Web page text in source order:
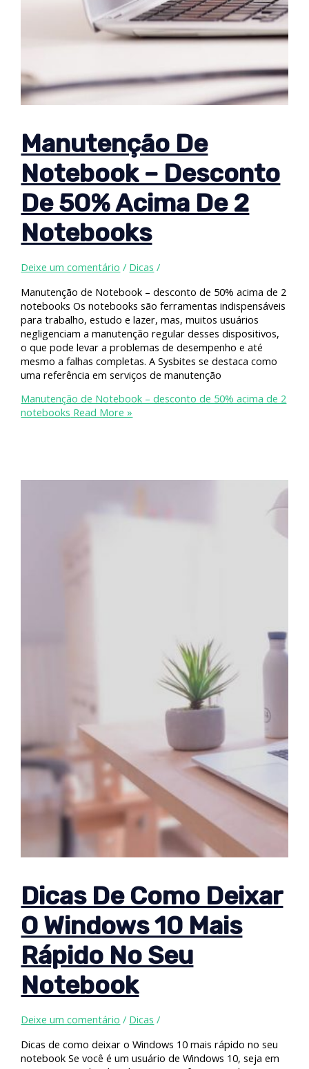
Manutenção De
Notebook – Desconto
De 50% Acima De 2
Notebooks
Deixe um comentário / Dicas /
Manutenção de Notebook – desconto de 50% acima de 2
notebooks Os notebooks são ferramentas indispensáveis
para trabalho, estudo e lazer, mas, muitos usuários
negligenciam a manutenção regular desses dispositivos,
o que pode levar a problemas de desempenho e até
mesmo a falhas completas. A Sysbites se destaca como
uma referência em serviços de manutenção
Manutenção de Notebook – desconto de 50% acima de 2
notebooks Read More »
Dicas De Como Deixar
O Windows 10 Mais
Rápido No Seu
Notebook
Deixe um comentário / Dicas /
Dicas de como deixar o Windows 10 mais rápido no seu
notebook Se você é um usuário de Windows 10, seja em